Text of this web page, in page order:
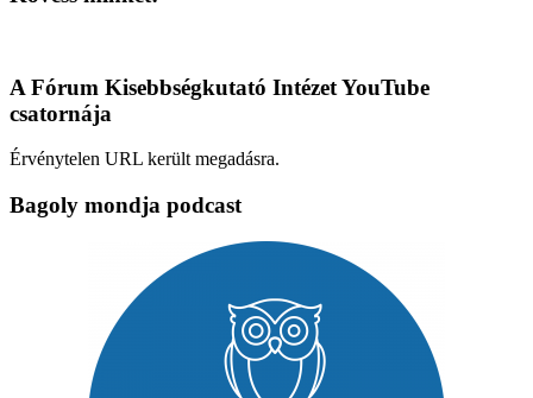
A Fórum Kisebbségkutató Intézet YouTube
csatornája
Érvénytelen URL került megadásra.
Bagoly mondja podcast